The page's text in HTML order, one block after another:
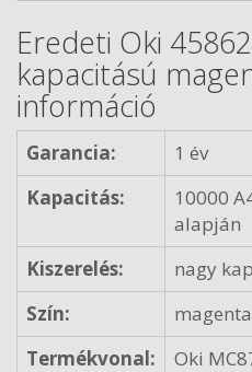
Eredeti Oki
kapacitású
információ
Garancia:
1 év
Kapacitás:
10000
alapján
Kiszerelés:
nagy
Szín:
magenta
Termékvonal:
Oki